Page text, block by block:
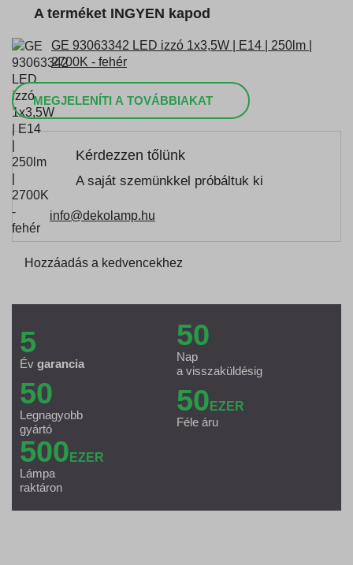
A terméket INGYEN kapod
GE 93063342 LED izzó 1x3,5W | E14 | 250lm |
2700K - fehér
MEGJELENÍTI A TOVÁBBIAKAT
Kérdezzen tőlünk
A saját szemünkkel próbáltuk ki
info@dekolamp.hu
Hozzáadás a kedvencekhez
5
Év garancia
50
Nap
a visszaküldésig
50
Legnagyobb
gyártó
50 EZER
Féle áru
500 EZER
Lámpa
raktáron